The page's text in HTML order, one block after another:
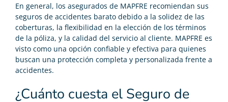
En general, los asegurados de MAPFRE recomiendan sus
seguros de accidentes barato debido a la solidez de las
coberturas, la flexibilidad en la elección de los términos
de la póliza, y la calidad del servicio al cliente. MAPFRE es
visto como una opción confiable y efectiva para quienes
buscan una protección completa y personalizada frente a
accidentes.
¿Cuánto cuesta el Seguro de